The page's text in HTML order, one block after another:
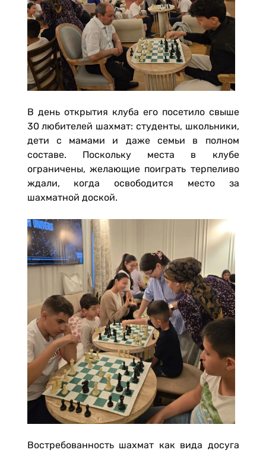
В день открытия клуба его посетило свыше
30 любителей шахмат: студенты, школьники,
дети с мамами и даже семьи в полном
составе. Поскольку места в клубе
ограничены, желающие поиграть терпеливо
ждали, когда освободится место за
шахматной доской.
Востребованность шахмат как вида досуга